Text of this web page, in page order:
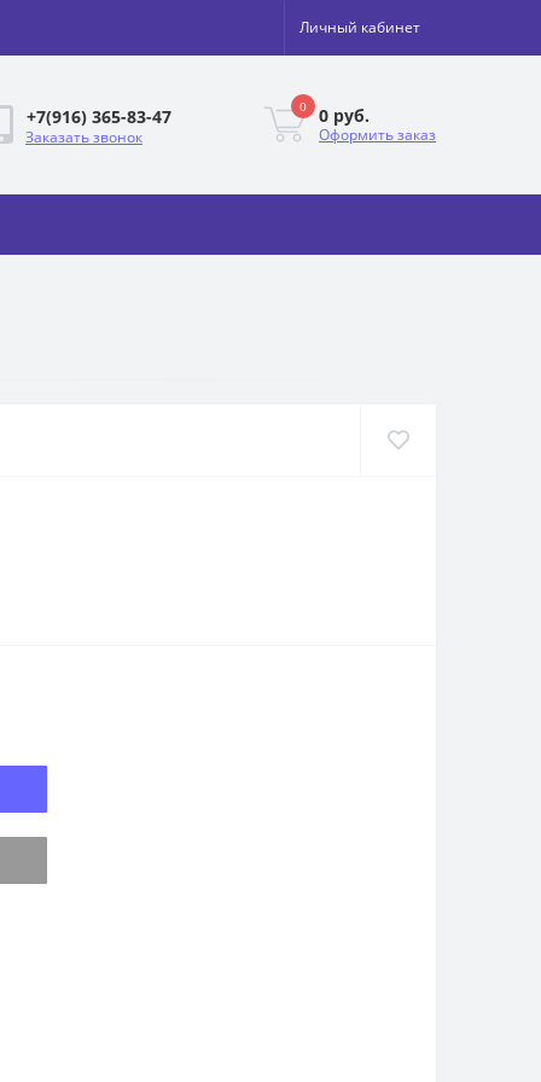
Личный кабинет
+7(916) 365-83-47
Заказать звонок
0 0 руб.
Оформить заказ